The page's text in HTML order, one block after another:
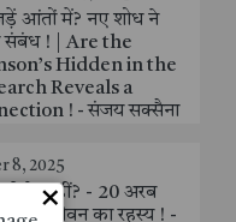
जड़ें आंतों में? नए शोध ने
संबंध ! | Are the
Hidden in the
Reveals a
! - संजय सक्सैना
8, 2025
के नहीं? - 20 अरब
ने खोला जीवन का रहस्य ! -
×